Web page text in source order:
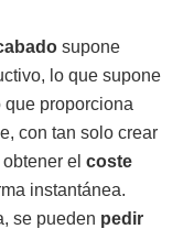
supone
lo que supone
que proporciona
con tan solo crear
el coste
instantánea.
se pueden pedir